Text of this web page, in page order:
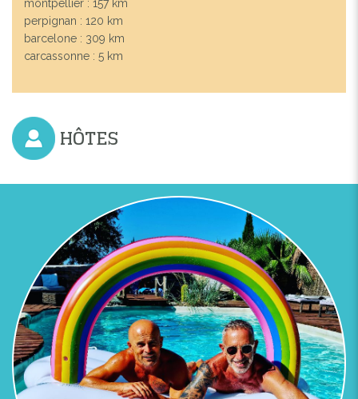
montpellier : 157 km
perpignan : 120 km
barcelone : 309 km
carcassonne : 5 km
HÔTES